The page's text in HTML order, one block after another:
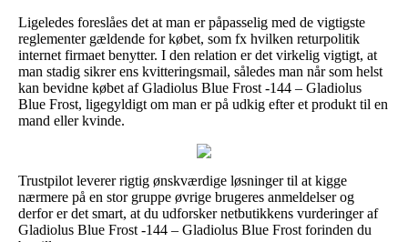
Ligeledes foreslåes det at man er påpasselig med de vigtigste
reglementer gældende for købet, som fx hvilken returpolitik
internet firmaet benytter. I den relation er det virkelig vigtigt, at
man stadig sikrer ens kvitteringsmail, således man når som helst
kan bevidne købet af Gladiolus Blue Frost -144 – Gladiolus
Blue Frost, ligegyldigt om man er på udkig efter et produkt til en
mand eller kvinde.
Trustpilot leverer rigtig ønskværdige løsninger til at kigge
nærmere på en stor gruppe øvrige brugeres anmeldelser og
derfor er det smart, at du udforsker netbutikkens vurderinger af
Gladiolus Blue Frost -144 – Gladiolus Blue Frost forinden du